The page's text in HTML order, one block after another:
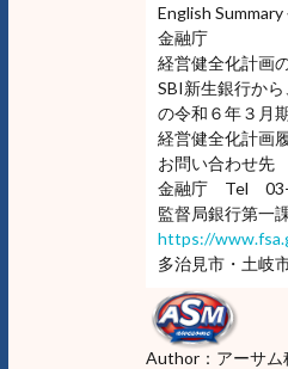
English
金融庁
経営健全化計画
SBI新生銀行か
の令和６年３月
経営健全化計画
お問い合わせ先
金融庁 Tel 03-
監督局銀行第一
https://
多治見市・土岐
Author：アーサム